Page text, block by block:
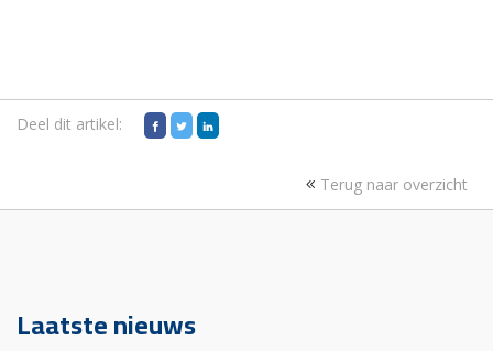
Deel dit artikel:
Terug naar overzicht
Laatste nieuws